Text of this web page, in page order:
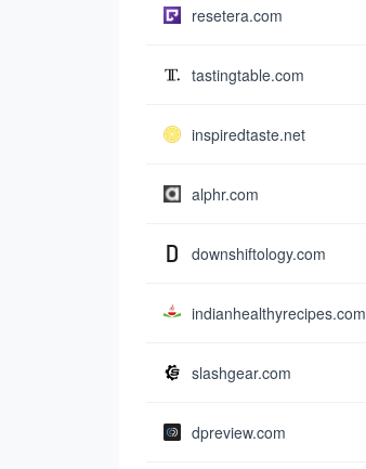
resetera.com
tastingtable.com
inspiredtaste.net
alphr.com
downshiftology.com
indianhealthyrecipes.com
slashgear.com
dpreview.com